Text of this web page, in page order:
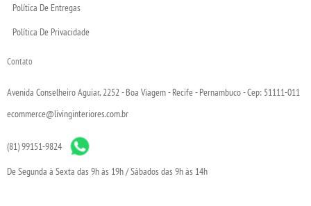
Política De Entregas
Política De Privacidade
Contato
Avenida Conselheiro Aguiar, 2252 - Boa Viagem - Recife - Pernambuco - Cep: 51111-011
ecommerce@livinginteriores.com.br
(81) 99151-9824
De Segunda à Sexta das 9h às 19h / Sábados das 9h às 14h